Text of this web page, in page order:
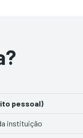
pessoal)
instituição